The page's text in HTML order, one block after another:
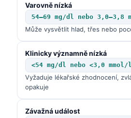
Varovně nízká
54–69 mg/dl nebo 3,0–3,8
Může vysvětlit hlad, třes nebo
Klinicky významně nízká
<54 mg/dl nebo <3,0 mmol/l
Vyžaduje lékařské zhodnocení,
opakuje
Závažná událost